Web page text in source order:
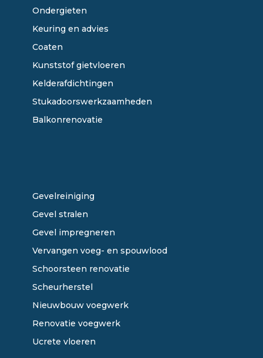
Ondergieten
Keuring en advies
Coaten
Kunststof gietvloeren
Kelderafdichtingen
Stukadoorswerkzaamheden
Balkonrenovatie
Gevelreiniging
Gevel stralen
Gevel impregneren
Vervangen voeg- en spouwlood
Schoorsteen renovatie
Scheurherstel
Nieuwbouw voegwerk
Renovatie voegwerk
Ucrete vloeren